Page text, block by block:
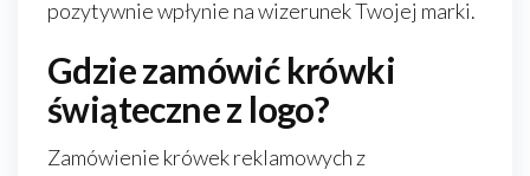
pozytywnie wpłynie na wizerunek Twojej marki.
Gdzie zamówić krówki
świąteczne z logo?
Zamówienie krówek reklamowych z